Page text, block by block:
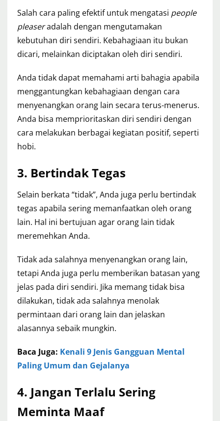
Salah cara paling efektif untuk mengatasi people
pleaseradalah dengan mengutamakan
kebutuhan diri sendiri. Kebahagiaan itu bukan
dicari, melainkan diciptakan oleh diri sendiri.
Anda tidak dapat memahami arti bahagia apabila
menggantungkan kebahagiaan dengan cara
menyenangkan orang lain secara terus-menerus.
Anda bisa memprioritaskan diri sendiri dengan
cara melakukan berbagai kegiatan positif, seperti
hobi.
3. Bertindak Tegas
Selain berkata “tidak”, Anda juga perlu bertindak
tegas apabila sering memanfaatkan oleh orang
lain. Hal ini bertujuan agar orang lain tidak
meremehkan Anda.
Tidak ada salahnya menyenangkan orang lain,
tetapi Anda juga perlu memberikan batasan yang
jelas pada diri sendiri. Jika memang tidak bisa
dilakukan, tidak ada salahnya menolak
permintaan dari orang lain dan jelaskan
alasannya sebaik mungkin.
Baca Juga: Kenali 9 Jenis Gangguan Mental
Paling Umum dan Gejalanya
4. Jangan Terlalu Sering
Meminta Maaf